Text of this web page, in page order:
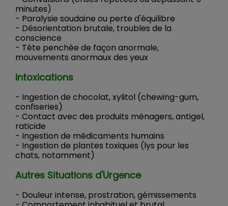
minutes)
- Paralysie soudaine ou perte d'équilibre
- Désorientation brutale, troubles de la
conscience
- Tête penchée de façon anormale,
mouvements anormaux des yeux
Intoxications
- Ingestion de chocolat, xylitol (chewing-gum,
confiseries)
- Contact avec des produits ménagers, antigel,
raticide
- Ingestion de médicaments humains
- Ingestion de plantes toxiques (lys pour les
chats, notamment)
Autres Situations d'Urgence
- Douleur intense, prostration, gémissements